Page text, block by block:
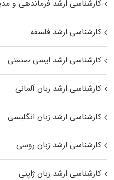
کارشناسی ارشد فرماندهی و
کارشناسی ارشد فلسفه
کارشناسی ارشد ایمنی صنعتی
کارشناسی ارشد زبان آلمانی
کارشناسی ارشد زبان انگلیسی
کارشناسی ارشد زبان روسی
کارشناسی ارشد زبان ژاپنی